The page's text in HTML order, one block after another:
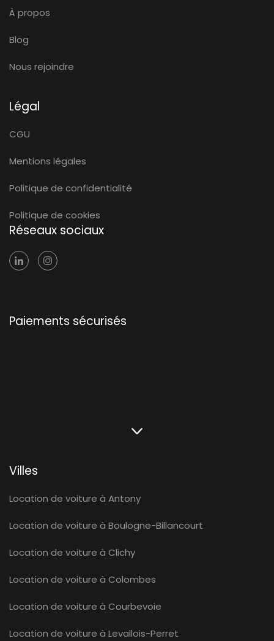
À propos
Blog
Nous rejoindre
Légal
CGU
Mentions légales
Politique de confidentialité
Politique de cookies
Réseaux sociaux
Paiements sécurisés
Villes
Location de voiture à Antony
Location de voiture à Boulogne-Billancourt
Location de voiture à Clichy
Location de voiture à Colombes
Location de voiture à Courbevoie
Location de voiture à Levallois-Perret